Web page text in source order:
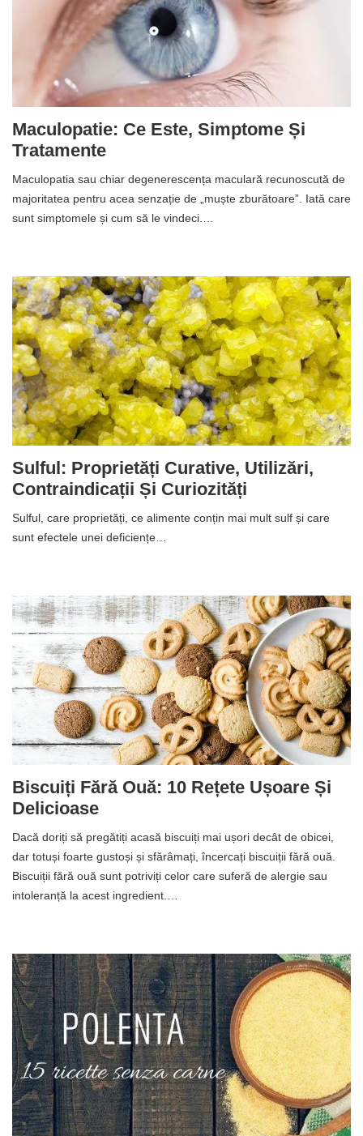
Maculopatie: Ce Este, Simptome Și
Tratamente
Maculopatia sau chiar degenerescența maculară recunoscută de
majoritatea pentru acea senzație de „muște zburătoare”. Iată care
sunt simptomele și cum să le vindeci.…
Sulful: Proprietăți Curative, Utilizări,
Contraindicații Și Curiozități
Sulful, care proprietăți, ce alimente conțin mai mult sulf și care
sunt efectele unei deficiențe…
Biscuiți Fără Ouă: 10 Rețete Ușoare Și
Delicioase
Dacă doriți să pregătiți acasă biscuiți mai ușori decât de obicei,
dar totuși foarte gustoși și sfărâmați, încercați biscuiții fără ouă.
Biscuiții fără ouă sunt potriviți celor care suferă de alergie sau
intoleranță la acest ingredient.…